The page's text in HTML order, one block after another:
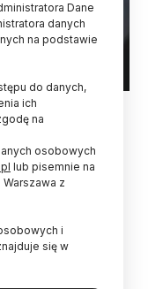
wielokrotnie
chorych na
ze
– ocenili
na
Dane
danych
na podstawie
do danych,
ich
na
osobowych
lub pisemnie na
z
i
się w